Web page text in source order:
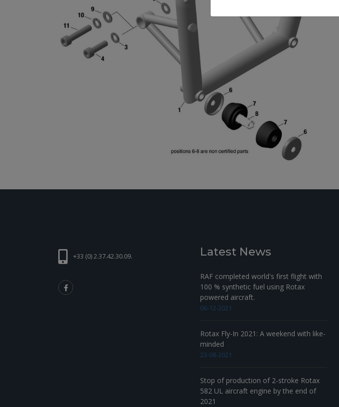
+33 (0) 2.37.42.30.09. Latest News
RAF completed world's first flight with
100 % synthetic fuel using Rotax
powered aircraft.
06-12-2021
Rotax Fly-In 2021: A weekend with like-
minded
23-08-2021
Stop of production of 2-stroke Rotax
582 UL aircraft engine by the end of
2021